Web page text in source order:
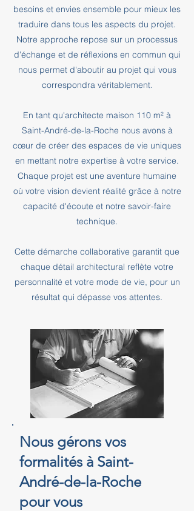
besoins et envies ensemble pour mieux les
traduire dans tous les aspects du projet.
Notre approche repose sur un processus
d'échange et de réflexions en commun qui
nous permet d'aboutir au projet qui vous
correspondra véritablement.
En tant qu'architecte maison 110 m² à
Saint-André-de-la-Roche nous avons à
cœur de créer des espaces de vie uniques
en mettant notre expertise à votre service.
Chaque projet est une aventure humaine
où votre vision devient réalité grâce à notre
capacité d'écoute et notre savoir-faire
technique.
Cette démarche collaborative garantit que
chaque détail architectural reflète votre
personnalité et votre mode de vie, pour un
résultat qui dépasse vos attentes.
Nous gérons vos
formalités à Saint-
André-de-la-Roche
pour vous